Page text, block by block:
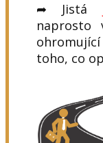
➦ Jistá
naprosto
toho, co